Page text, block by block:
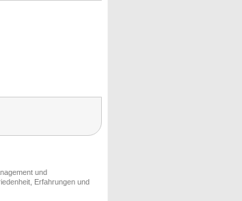
und
Erfahrungen und